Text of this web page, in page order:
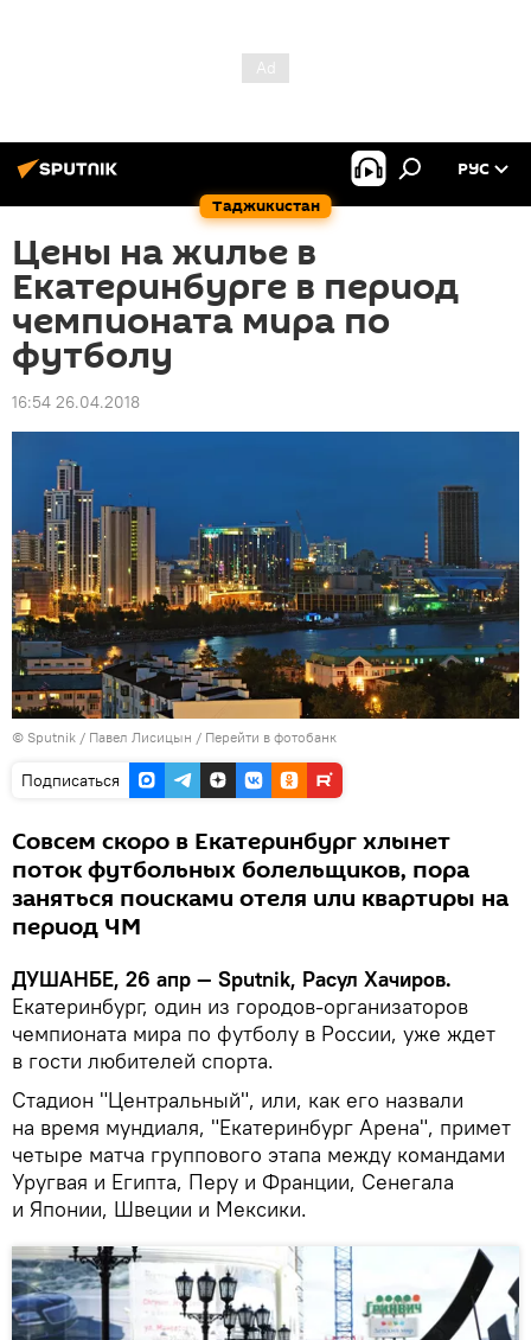
Таджикистан
РУС
Цены на жилье в
Екатеринбурге в период
чемпионата мира по
футболу
16:54 26.04.2018
© Sputnik / Павел Лисицын / Перейти в фотобанк
Подписаться
Совсем скоро в Екатеринбург хлынет
поток футбольных болельщиков, пора
заняться поисками отеля или квартиры на
период ЧМ
ДУШАНБЕ, 26 апр — Sputnik, Расул Хачиров.
Екатеринбург, один из городов-организаторов
чемпионата мира по футболу в России, уже ждет
в гости любителей спорта.
Стадион "Центральный", или, как его назвали
на время мундиаля, "Екатеринбург Арена", примет
четыре матча группового этапа между командами
Уругвая и Египта, Перу и Франции, Сенегала
и Японии, Швеции и Мексики.